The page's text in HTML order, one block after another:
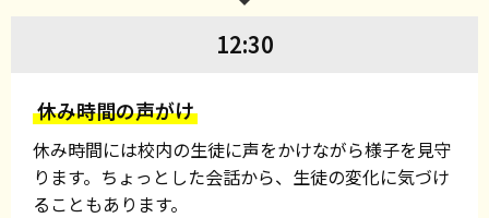
12:30
休み時間の声がけ
休み時間には校内の生徒に声をかけながら様子を見守
ります。ちょっとした会話から、生徒の変化に気づけ
ることもあります。